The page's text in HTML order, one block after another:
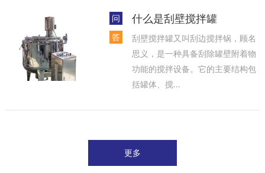
问 什么是刮壁搅拌罐
答
刮壁搅拌罐又叫刮边搅拌锅，顾名
思义，是一种具备刮除罐壁附着物
功能的搅拌设备。它的主要结构包
括罐体、搅...
更多